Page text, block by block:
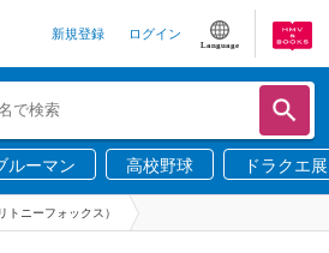
新規登録 ログイン
Language
ルーマン 高校野球 ドラクエ展
トニーフォックス）